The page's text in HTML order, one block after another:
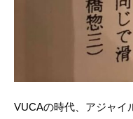
VUCAの時代、アジャイ